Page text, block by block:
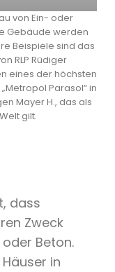
von Ein- oder
Gebäude werden
Beispiele sind das
RLP Rüdiger
eines der höchsten
Parasol“ in
Mayer H., das als
gilt.
dass
Zweck
Beton.
in